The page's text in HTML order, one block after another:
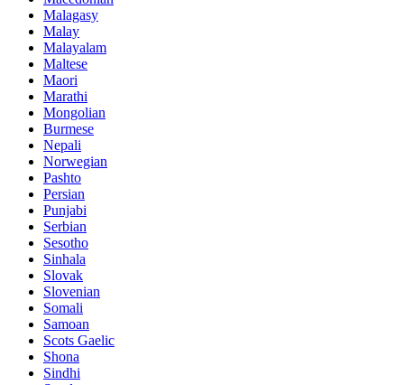
Malagasy
Malay
Malayalam
Maltese
Maori
Marathi
Mongolian
Burmese
Nepali
Norwegian
Pashto
Persian
Punjabi
Serbian
Sesotho
Sinhala
Slovak
Slovenian
Somali
Samoan
Scots Gaelic
Shona
Sindhi